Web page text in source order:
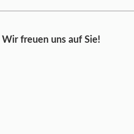
freuen uns auf Sie!